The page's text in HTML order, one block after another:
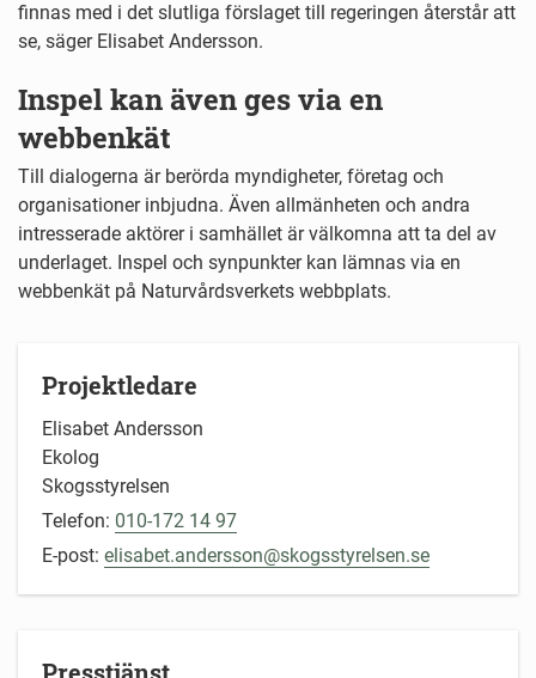
finnas med i det slutliga förslaget till regeringen återstår att
se, säger Elisabet Andersson.
Inspel kan även ges via en
webbenkät
Till dialogerna är berörda myndigheter, företag och
organisationer inbjudna. Även allmänheten och andra
intresserade aktörer i samhället är välkomna att ta del av
underlaget. Inspel och synpunkter kan lämnas via en
webbenkät på Naturvårdsverkets webbplats.
Projektledare
Elisabet Andersson
Ekolog
Skogsstyrelsen
Telefon: 010-172 14 97
E-post: elisabet.andersson@skogsstyrelsen.se